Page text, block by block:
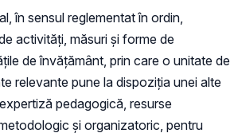
în sensul reglementat în ordin,
activități, măsuri și forme de
de învățământ, prin care o unitate de
relevante pune la dispoziția unei alte
pedagogică, resurse
și organizatoric, pentru